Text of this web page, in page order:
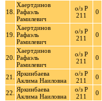
18.
Хаертдинов
Рафаэль
Рамилевич
о/з Р
211
0
19.
Хаертдинов
Рафаэль
Рамилевич
о/з Р
211
0
20.
Хаертдинов
Рафаэль
Рамилевич
о/з Р
211
0
21.
Яркинбаева
Аклима Наиловна
о/з Р
211
0
22.
Яркинбаева
Аклима Наиловна
о/з Р
211
0